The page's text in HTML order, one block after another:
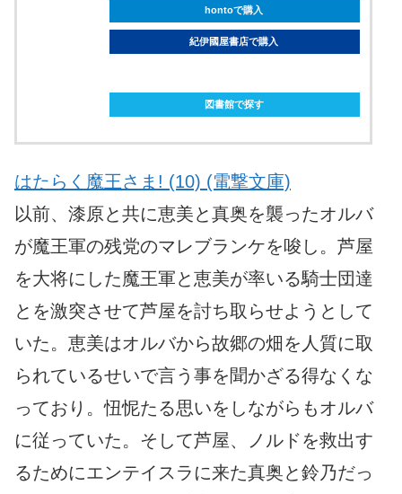
hontoで購入
紀伊國屋書店で購入
図書館で探す
はたらく魔王さま! (10) (電撃文庫)
以前、漆原と共に恵美と真奥を襲ったオルバ
が魔王軍の残党のマレブランケを唆し。芦屋
を大将にした魔王軍と恵美が率いる騎士団達
とを激突させて芦屋を討ち取らせようとして
いた。恵美はオルバから故郷の畑を人質に取
られているせいで言う事を聞かざる得なくな
っており。忸怩たる思いをしながらもオルバ
に従っていた。そして芦屋、ノルドを救出す
るためにエンテイスラに来た真奥と鈴乃だっ